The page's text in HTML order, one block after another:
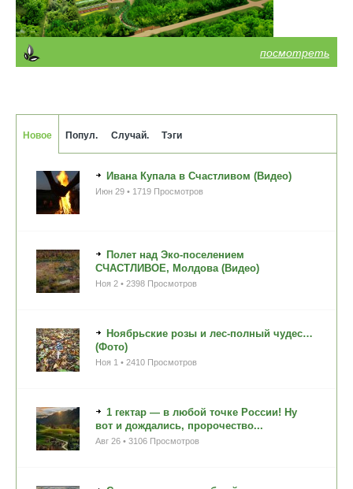
посмотреть
Новое Попул. Случай. Тэги
Ивана Купала в Счастливом (Видео)
Июн 29 • 1719 Просмотров
Полет над Эко-поселением
СЧАСТЛИВОЕ, Молдова (Видео)
Ноя 2 • 2398 Просмотров
Ноябрьские розы и лес-полный чудес…
(Фото)
Ноя 1 • 2410 Просмотров
1 гектар — в любой точке России! Ну
вот и дождались, пророчество...
Авг 26 • 3106 Просмотров